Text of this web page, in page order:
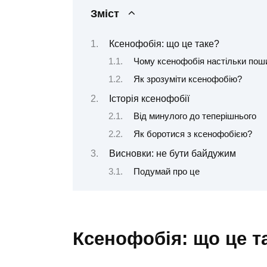
Зміст
Ксенофобія: що це таке?
Чому ксенофобія настільки
Як зрозуміти ксенофобію?
Історія ксенофобії
Від минулого до теперішнього
Як боротися з ксенофобією?
Висновки: не бути байдужим
Подумай про це
Ксенофобія: що це